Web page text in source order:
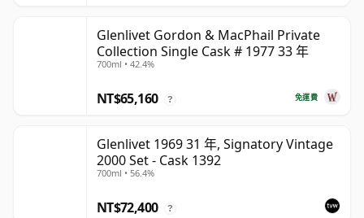
Glenlivet Gordon & MacPhail Private
Collection Single Cask # 1977 33 年
700ml • 42.4%
免運費
NT$65,160 ?
Glenlivet 1969 31 年, Signatory Vintage
2000 Set - Cask 1392
700ml • 56.4%
NT$72,400 ?